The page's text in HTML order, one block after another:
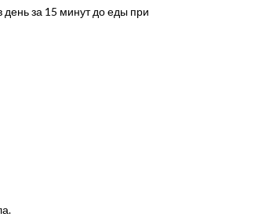
за 15 минут до еды при